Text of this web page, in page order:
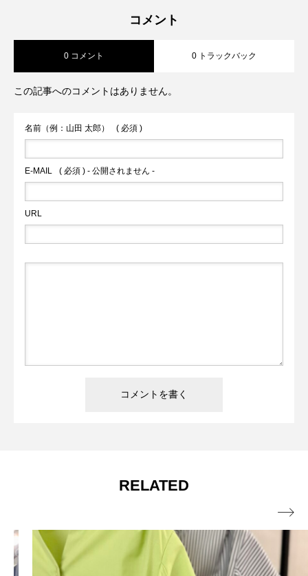
コメント
0 コメント 0 トラックバック
この記事へのコメントはありません。
名前（例：山田 太郎） ( 必須 )
E-MAIL ( 必須 ) - 公開されません -
URL
RELATED
